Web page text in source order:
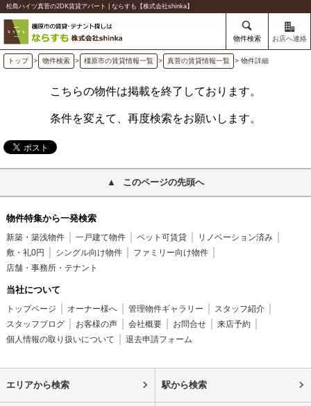
松島ハイツ真菅の2DK賃貸アパート | ならすも【株式会社shinka】
物件検索 お店へ連絡
トップ > 物件検索 > 橿原市の賃貸情報一覧 > 真菅の賃貸情報一覧 > 物件詳細
こちらの物件は掲載を終了しております。
条件を変えて、再度検索をお願いします。
このページの先頭へ
物件特集から一発検索
新築・築浅物件 一戸建て物件 ペット可賃貸
リノベーション済み
敷・礼0円
シングル向け物件
ファミリー向け物件
店舗・事務所・テナント
当社について
トップページ オーナー様へ 管理物件ギャラリー
スタッフ紹介
スタッフブログ
お客様の声 会社概要 お問合せ
来店予約
個人情報の取り扱いについて
退去申請フォーム
エリアから検索 駅から検索